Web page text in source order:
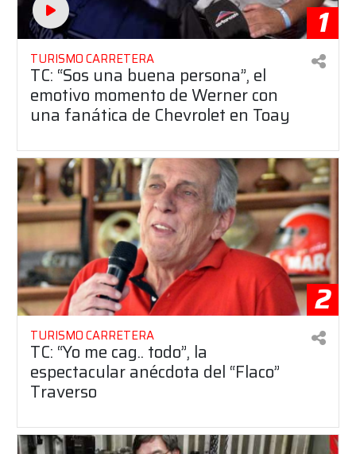
1
TURISMO CARRETERA
TC: “Sos una buena persona”, el
emotivo momento de Werner con
una fanática de Chevrolet en Toay
2
TURISMO CARRETERA
TC: “Yo me cag.. todo”, la
espectacular anécdota del “Flaco”
Traverso